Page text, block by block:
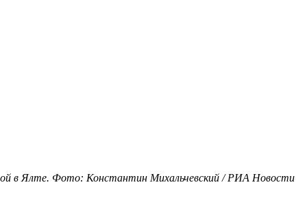
в Ялте. Фото: Константин Михальчевский / РИА Новости